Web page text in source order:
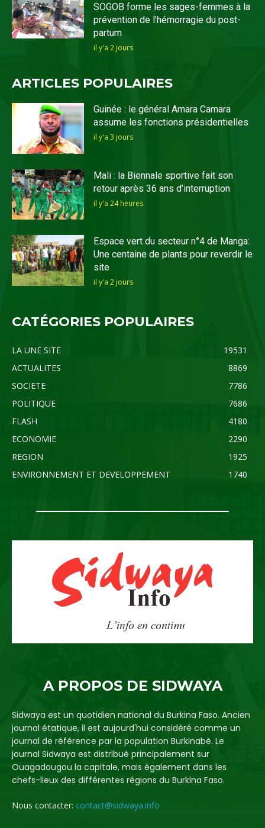
SOGOB forme les sages-femmes à la
prévention de l’hémorragie du post-
partum
il y'a 2 jours
ARTICLES POPULAIRES
Guinée : le général Amara Camara
assume les fonctions présidentielles
il y'a 3 jours
Mali : la Biennale sportive fait son
retour après 36 ans d’interruption
il y'a 24 heures
Espace vert du secteur n°4 de Manga:
Une centaine de plants pour reverdir le
site
il y'a 2 jours
CATÉGORIES POPULAIRES
LA UNE SITE
19531
ACTUALITES
8869
SOCIETE
7786
POLITIQUE
7686
FLASH
4180
ECONOMIE
2290
REGION
1925
ENVIRONNEMENT ET DEVELOPPEMENT
1740
A PROPOS DE SIDWAYA
Sidwaya est un quotidien national du Burkina Faso. Ancien
journal étatique, il est aujourd'hui considéré comme un
journal de référence par la population Burkinabè. Le
journal Sidwaya est distribué principalement sur
Ouagadougou la capitale, mais également dans les
chefs-lieux des différentes régions du Burkina Faso.
Nous contacter: contact@sidwaya.info